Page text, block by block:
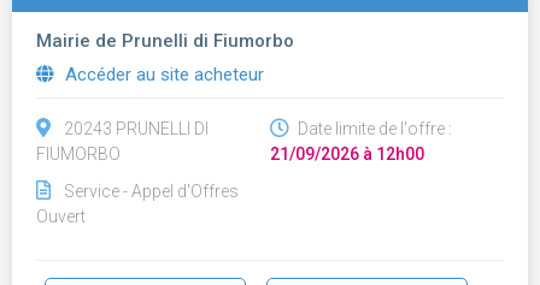
Mairie de Prunelli di Fiumorbo
Accéder au site acheteur
20243 PRUNELLI DI
FIUMORBO
Service - Appel d'Offres
Ouvert
Date limite de l'offre :
21/09/2026 à 12h00